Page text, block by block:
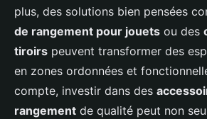
plus, des solutions bien pensées
de rangement pour jouets ou des
tiroirs peuvent transformer des
en zones ordonnées et
compte, investir dans des
rangement de qualité peut non